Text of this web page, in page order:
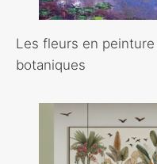
Les fleurs en
botaniques